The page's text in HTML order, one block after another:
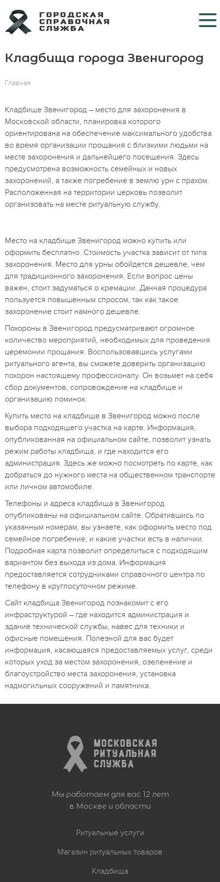
Кладбища
Крематории
Больницы COVID
Ритуальные услуги
Контакты
Кладбища города Звенигород
Главная
Кладбище Звенигород – место для захоронения в
Московской области, планировка которого
ориентирована на обеспечение максимального удобства
во время организации прощания с близкими людьми на
месте захоронения и дальнейшего посещения. Здесь
предусмотрена возможность семейных и новых
захоронений, а также погребение в землю урн с прахом.
Расположенная на территории церковь позволит
организовать на месте ритуальную службу.
Место на кладбище Звенигород можно купить или
оформить бесплатно. Стоимость участка зависит от типа
захоронения. Место для урны обойдется дешевле, чем
для традиционного захоронения. Если вопрос цены
важен, стоит задуматься о кремации. Данная процедура
пользуется повышенным спросом, так как такое
захоронение стоит намного дешевле.
Похороны в Звенигород предусматривают огромное
количество мероприятий, необходимых для проведения
церемонии прощания. Воспользовавшись услугами
ритуального агента, вы сможете доверить организацию
похорон настоящему профессионалу. Он возьмет на себя
сбор документов, сопровождение на кладбище и
организацию поминок.
Купить место на кладбище в Звенигород можно после
выбора подходящего участка на карте. Информация,
опубликованная на официальном сайте, позволит узнать
режим работы кладбища, и где находится его
администрация. Здесь же можно посмотреть по карте, как
добраться до нужного места на общественном транспорте
или личном автомобиле.
Телефоны и адреса кладбища в Звенигород
опубликованы на официальном сайте. Обратившись по
указанным номерам, вы узнаете, как оформить место под
семейное погребение, и какие участки есть в наличии.
Подробная карта позволит определиться с подходящим
вариантом без выхода из дома. Информация
предоставляется сотрудниками справочного центра по
телефону в круглосуточном режиме.
Сайт кладбища Звенигород познакомит с его
инфраструктурой – где находится администрация и
здание технической службы, навес для техники и
офисные помещения. Полезной для вас будет
информация, касающаяся предоставляемых услуг, среди
которых уход за местом захоронения, озеленение и
благоустройство места захоронения, установка
надмогильных сооружений и памятника.
Мы работаем для вас 12 лет
в Москве и области
Ритуальные услуги
Магазин ритуальных товаров
Кладбища